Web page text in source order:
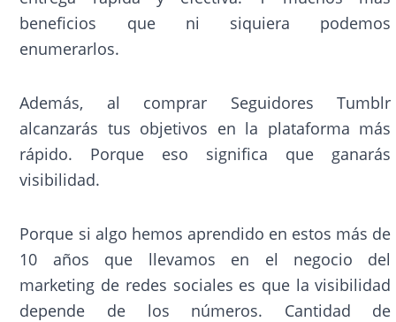
beneficios que ni siquiera podemos
enumerarlos.
Además, al comprar Seguidores Tumblr
alcanzarás tus objetivos en la plataforma más
rápido. Porque eso significa que ganarás
visibilidad.
Porque si algo hemos aprendido en estos más de
10 años que llevamos en el negocio del
marketing de redes sociales es que la visibilidad
depende de los números. Cantidad de